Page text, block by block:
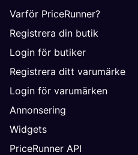
Varför PriceRunner?
Registrera din butik
Login för butiker
Registrera ditt varumärke
Login för varumärken
Annonsering
Widgets
PriceRunner API